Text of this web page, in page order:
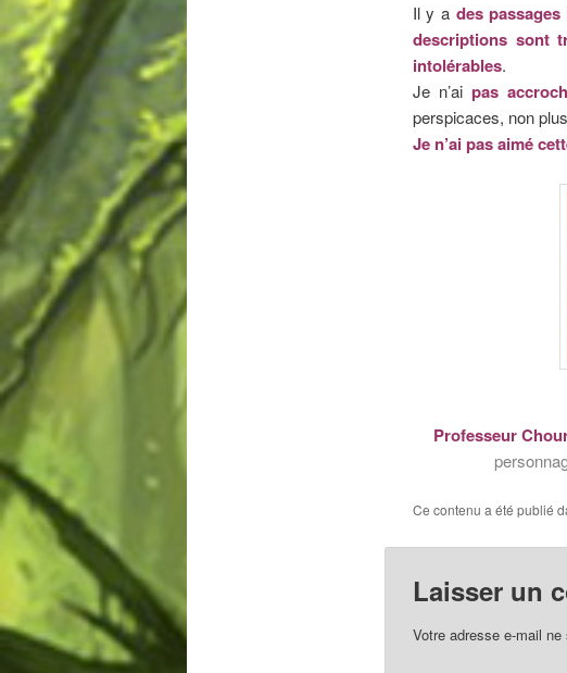
Il y a des
descriptions sont
intolérables.
Je n’ai pas
perspicaces, non
Je n’ai pas aimé
Professeur
Ce contenu a été publié
Laisser un
Votre adresse e-mail